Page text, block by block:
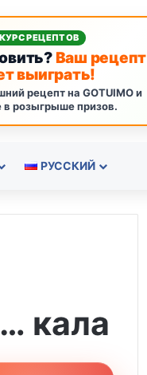
РЕЦЕПТОВ
Ваш рецепт
выиграть!
рецепт на GOTUIMO и
в розыгрыше призов.
РУССКИЙ
кала